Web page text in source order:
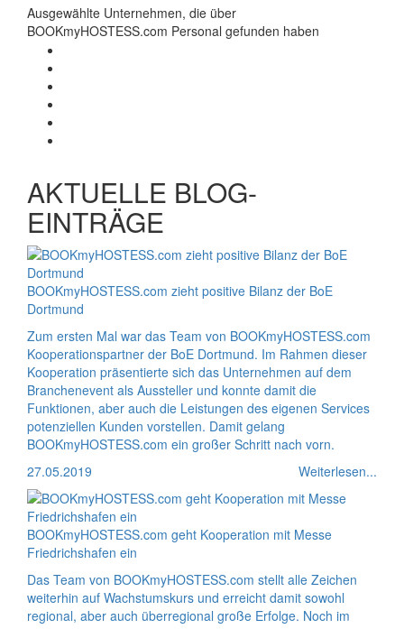
Ausgewählte Unternehmen, die über
BOOKmyHOSTESS.com Personal gefunden haben
AKTUELLE BLOG-
EINTRÄGE
BOOKmyHOSTESS.com zieht positive Bilanz der BoE
Dortmund
Zum ersten Mal war das Team von BOOKmyHOSTESS.com
Kooperationspartner der BoE Dortmund. Im Rahmen dieser
Kooperation präsentierte sich das Unternehmen auf dem
Branchenevent als Aussteller und konnte damit die
Funktionen, aber auch die Leistungen des eigenen Services
potenziellen Kunden vorstellen. Damit gelang
BOOKmyHOSTESS.com ein großer Schritt nach vorn.
27.05.2019
Weiterlesen...
BOOKmyHOSTESS.com geht Kooperation mit Messe
Friedrichshafen ein
Das Team von BOOKmyHOSTESS.com stellt alle Zeichen
weiterhin auf Wachstumskurs und erreicht damit sowohl
regional, aber auch überregional große Erfolge. Noch im